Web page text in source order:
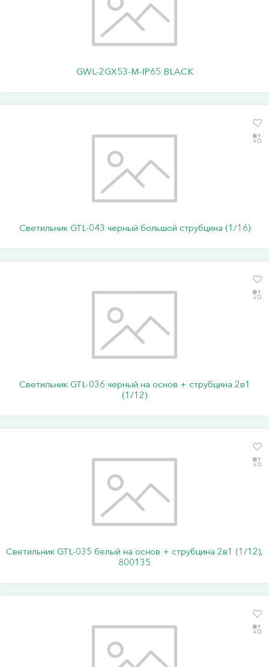
GWL-2GX53-M-IP65 BLACK
Светильник GTL-043 черный большой струбцина (1/16)
Светильник GTL-036 черный на основ + струбцина 2в1
(1/12)
Светильник GTL-035 белый на основ + струбцина 2в1 (1/12),
800135